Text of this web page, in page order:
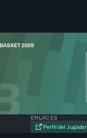
2009
ENLACES
Perfil del Jugador